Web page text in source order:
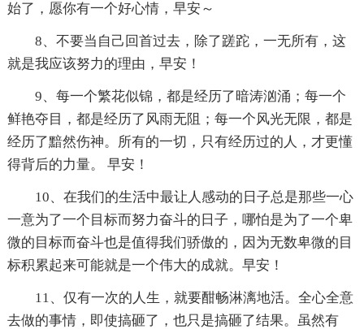
始了，愿你有一个好心情，早安～
8、不要当自己回首过去，除了蹉跎，一无所有，这
就是我应该努力的理由，早安！
9、每一个繁花似锦，都是经历了暗涛汹涌；每一个
鲜艳夺目，都是经历了风雨无阻；每一个风光无限，都是
经历了黯然伤神。所有的一切，只有经历过的人，才更懂
得背后的力量。 早安！
10、在我们的生活中最让人感动的日子总是那些一心
一意为了一个目标而努力奋斗的日子，哪怕是为了一个卑
微的目标而奋斗也是值得我们骄傲的，因为无数卑微的目
标积累起来可能就是一个伟大的成就。早安！
11、仅有一次的人生，就要酣畅淋漓地活。全心全意
去做的事情，即使搞砸了，也只是搞砸了结果。虽然有